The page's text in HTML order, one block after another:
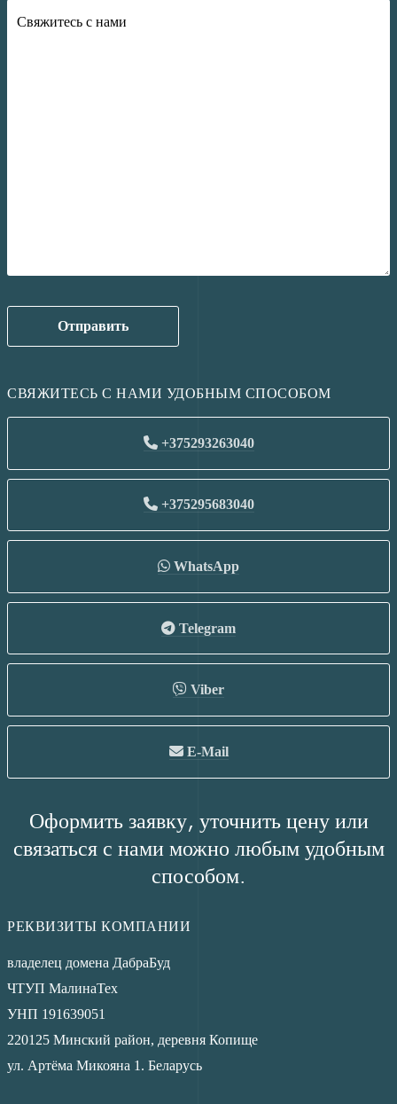
Отправить
СВЯЖИТЕСЬ С НАМИ УДОБНЫМ СПОСОБОМ
+375293263040
+375295683040
WhatsApp
Telegram
Viber
E-Mail
Оформить заявку, уточнить цену или
связаться с нами можно любым удобным
способом.
РЕКВИЗИТЫ КОМПАНИИ
владелец домена ДабраБуд
ЧТУП МалинаТех
УНП 191639051
220125 Минский район, деревня Копище
ул. Артёма Микояна 1. Беларусь